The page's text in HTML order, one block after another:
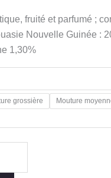
fruité et parfumé ;
Nouvelle Guinée :
1,30%
grossière Mouture